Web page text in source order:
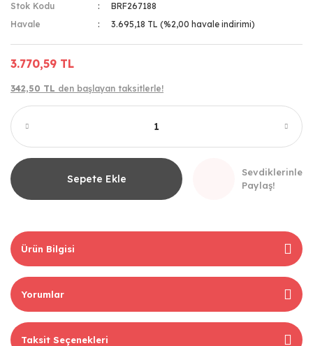
Stok Kodu
BRF267188
Havale
3.695,18 TL (%2,00 havale indirimi)
3.770,59 TL
342,50 TL den başlayan taksitlerle!
Sepete Ekle
Sevdiklerinle
Paylaş!
Ürün Bilgisi
Yorumlar
Taksit Seçenekleri